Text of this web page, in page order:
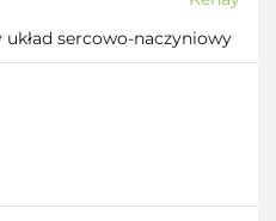
sercowo-naczyniowy